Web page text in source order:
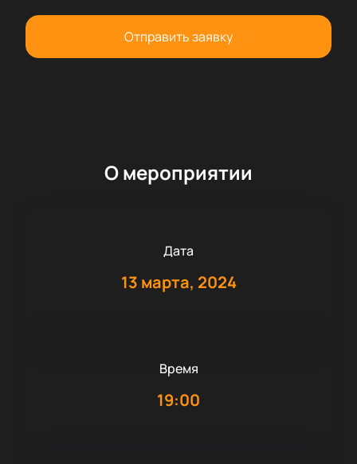
Отправить заявку
О мероприятии
Дата
13 марта, 2024
Время
19:00